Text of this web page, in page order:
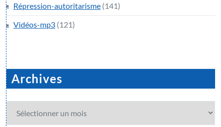
Répression-autoritarisme (141)
Vidéos-mp3 (121)
Archives
Archives